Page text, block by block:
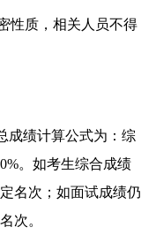
质，相关人员不得
绩计算公式为：综
。如考生综合成绩
名次；如面试成绩仍
次。